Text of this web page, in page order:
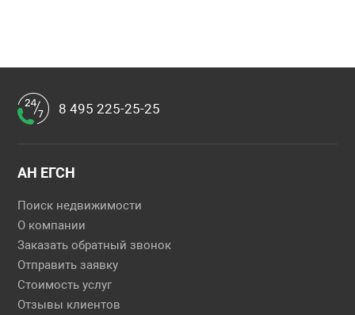
8 495 225-25-25
АН ЕГСН
Поиск недвижимости
О компании
Заказать обратный звонок
Отправить заявку
Стоимость услуг
Отзывы клиентов